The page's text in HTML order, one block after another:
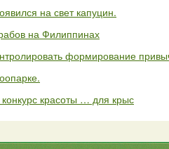
на свет капуцин.
на Филиппинах
формирование
красоты … для крыс